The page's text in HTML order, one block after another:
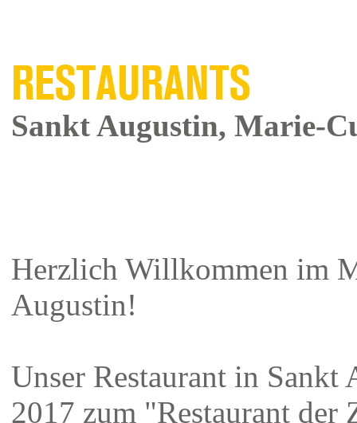
RESTAURANTS
Sankt Augustin, Marie-
Herzlich Willkommen im
Augustin!
Unser Restaurant in
2017 zum "Restaurant